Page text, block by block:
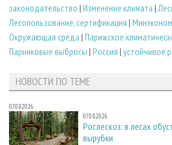
законодательство | Изменение климата |
Лесопользование, сертификация |
Окружающая среда | Парижское
Парниковые выбросы | Россия | устойчивое
НОВОСТИ ПО ТЕМЕ
07.08.2026
07.08.2026
Рослесхоз: в лесах
вырубки